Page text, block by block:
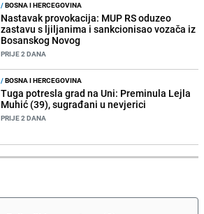
/BOSNA I HERCEGOVINA
Nastavak provokacija: MUP RS oduzeo
zastavu s ljiljanima i sankcionisao vozača iz
Bosanskog Novog
PRIJE 2 DANA
/BOSNA I HERCEGOVINA
Tuga potresla grad na Uni: Preminula Lejla
Muhić (39), sugrađani u nevjerici
PRIJE 2 DANA